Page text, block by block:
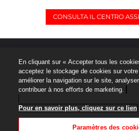
CONSULTA IL CENTRO
Informativa sulla protezione dei dati
Termini di Utilizzo
En cliquant sur « Accepter tous les
acceptez le stockage de cookies sur votre
améliorer la navigation sur le site,
contribuer à nos efforts de marketing.
Pour en savoir plus, cliquez sur ce lien
Paramètres des